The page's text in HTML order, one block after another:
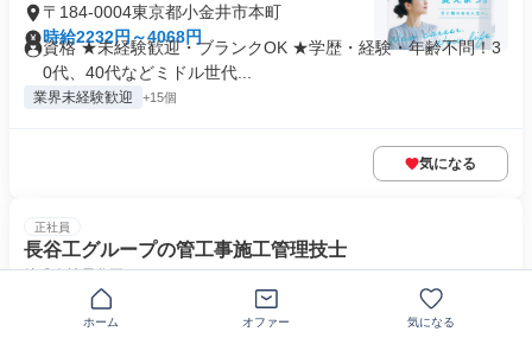
〒184-0004東京都小金井市本町
時給2232円～4068円
資格 ★未経験歓迎・ブランクOK ★学歴・経験・年齢不問！3
0代、40代などミドル世代...
業界未経験歓迎 +15個
気になる
正社員
長谷工グループの管工事施工管理技士
株式会社長谷工リフォーム
【無資格OK】年休130日以上！充実の資格取得支援制度あり！
ホーム オファー 気になる